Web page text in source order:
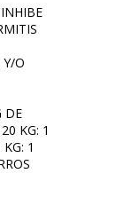
O
DE
KG: 1
1